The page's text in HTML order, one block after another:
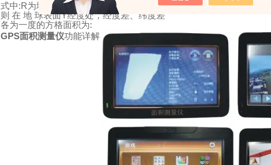
式中:R为地球半径，x为经度 /m,y 为纬度/m.
则 在 地 球表面Y经度处，经度差、纬度差
各为一度的方格面积为:
GPS面积测量仪功能详解